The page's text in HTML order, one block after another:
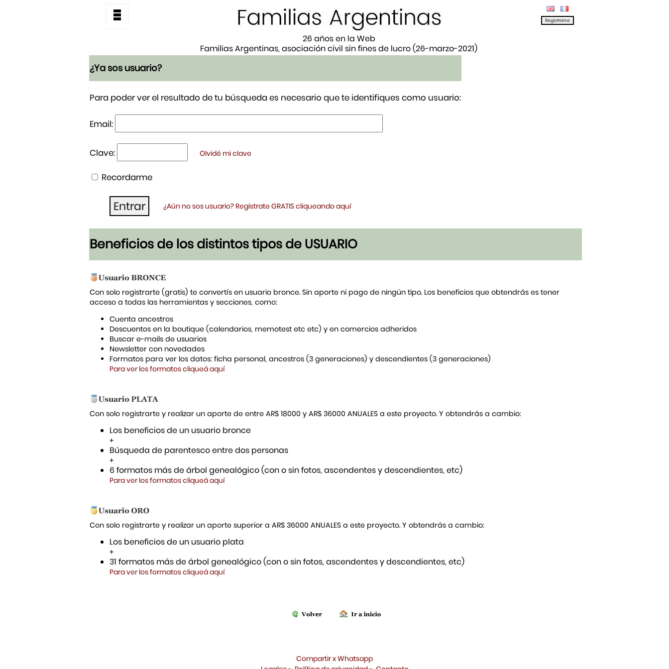
26 años en la Web
Familias Argentinas, asociación civil sin fines de lucro (26-marzo-2021)
¿Ya sos usuario?
Para poder ver el resultado de tu búsqueda es necesario que te identifiques como usuario:
Email:
Clave: Olvidé mi clave
Recordarme
¿Aún no sos usuario? Registrate GRATIS cliqueando aquí
Beneficios de los distintos tipos de USUARIO
Con solo registrarte (gratis) te convertís en usuario bronce. Sin aporte ni pago de ningún tipo. Los beneficios que obtendrás es tener
acceso a todas las herramientas y secciones, como:
Cuenta ancestros
Descuentos en la boutique (calendarios, memotest etc etc) y en comercios adheridos
Buscar e-mails de usuarios
Newsletter con novedades
Formatos para ver los datos: ficha personal, ancestros (3 generaciones) y descendientes (3 generaciones)
Para ver los formatos cliqueá aquí
Con solo registrarte y realizar un aporte de entre AR$ 18000 y AR$ 36000 ANUALES a este proyecto. Y obtendrás a cambio:
Los beneficios de un usuario bronce
+
Búsqueda de parentesco entre dos personas
+
6 formatos más de árbol genealógico (con o sin fotos, ascendentes y descendientes, etc)
Para ver los formatos cliqueá aquí
Con solo registrarte y realizar un aporte superior a AR$ 36000 ANUALES a este proyecto. Y obtendrás a cambio:
Los beneficios de un usuario plata
+
31 formatos más de árbol genealógico (con o sin fotos, ascendentes y descendientes, etc)
Para ver los formatos cliqueá aquí
Compartir x Whatsapp